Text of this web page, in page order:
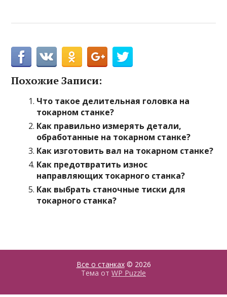
Похожие Записи:
Что такое делительная головка на
токарном станке?
Как правильно измерять детали,
обработанные на токарном станке?
Как изготовить вал на токарном станке?
Как предотвратить износ
направляющих токарного станка?
Как выбрать станочные тиски для
токарного станка?
Все о станках© 2026
Тема от WP Puzzle